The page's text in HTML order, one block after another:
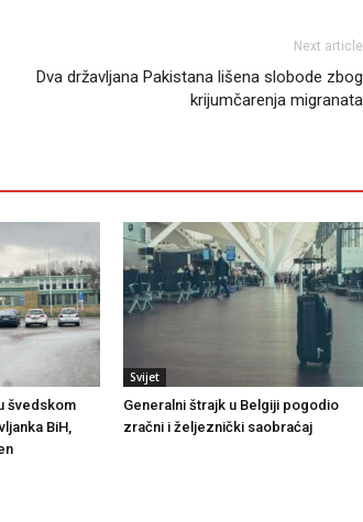
Next article
Dva državljana Pakistana lišena slobode zbog
krijumčarenja migranata
švedskom
BiH,
Svijet
Generalni štrajk u Belgiji pogodio
zračni i željeznički saobraćaj